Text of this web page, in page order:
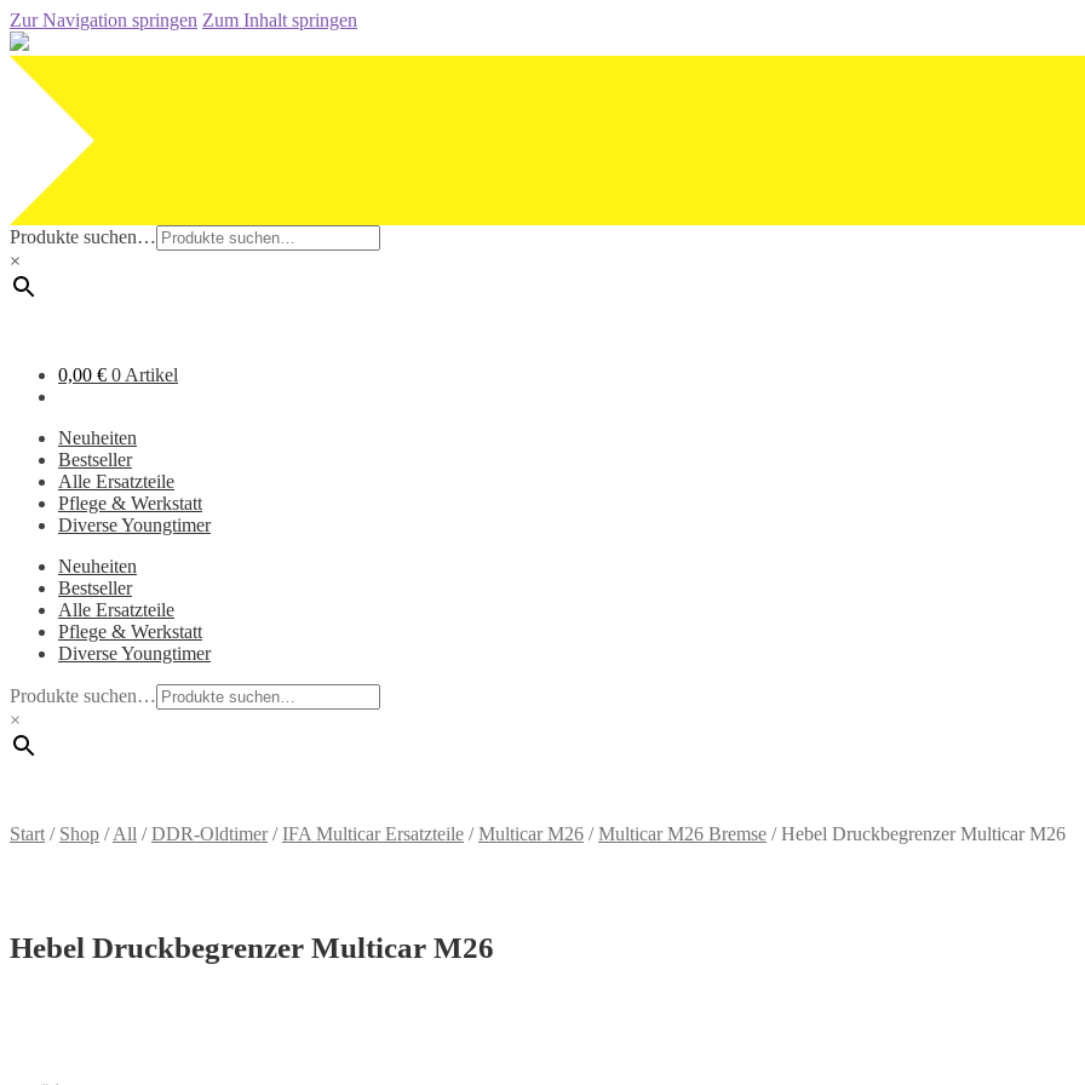
Zur Navigation springen Zum Inhalt springen
Produkte suchen…
×
0,00 € 0 Artikel
Neuheiten
Bestseller
Alle Ersatzteile
Pflege & Werkstatt
Diverse Youngtimer
Neuheiten
Bestseller
Alle Ersatzteile
Pflege & Werkstatt
Diverse Youngtimer
Produkte suchen…
×
Start / Shop /All /DDR-Oldtimer/IFA Multicar Ersatzteile /Multicar M26 /Multicar M26 Bremse /Hebel Druckbegrenzer Multicar M26
Hebel Druckbegrenzer Multicar M26